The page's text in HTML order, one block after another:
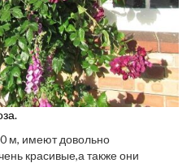
м, имеют довольно
красивые,а также они